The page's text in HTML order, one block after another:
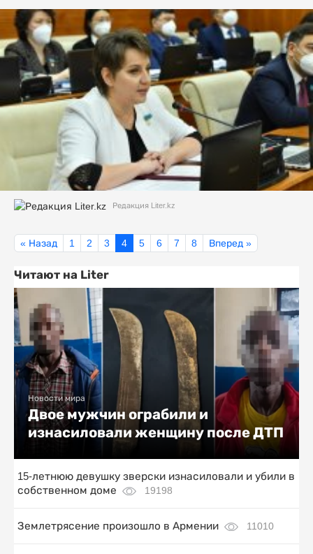
Редакция Liter.kz
« Назад 1 2 3 4 5 6 7 8 Вперед »
Читают на Liter
Новости мира
Двое мужчин ограбили и
изнасиловали женщину после ДТП
15-летнюю девушку зверски изнасиловали и убили в
собственном доме
19198
Землетрясение произошло в Армении 11010